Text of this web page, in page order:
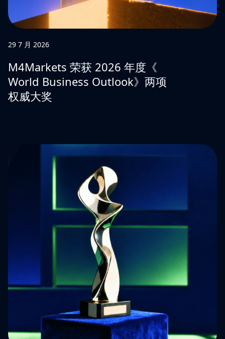
29 7 月 2026
M4Markets 荣获 2026 年度《
World Business Outlook》两项
权威大奖